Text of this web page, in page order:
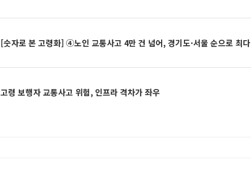
[숫자로 본 고령화] ④노인 교통사고 4만 건 넘어, 경기도·서울 순으로 최다
고령 보행자 교통사고 위험, 인프라 격차가 좌우